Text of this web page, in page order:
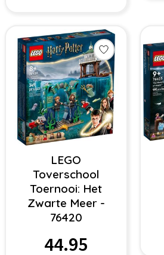
LEGO
Toverschool
Toernooi: Het
Zwarte Meer -
76420
44.95